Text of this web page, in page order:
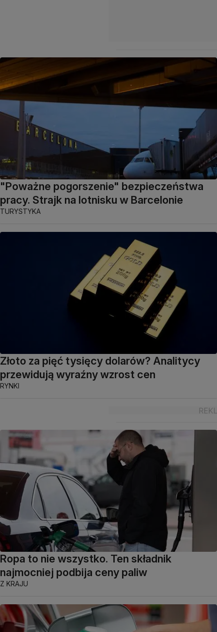
"Poważne pogorszenie" bezpieczeństwa
pracy. Strajk na lotnisku w Barcelonie
TURYSTYKA
Złoto za pięć tysięcy dolarów? Analitycy
przewidują wyraźny wzrost cen
RYNKI
Ropa to nie wszystko. Ten składnik
najmocniej podbija ceny paliw
Z KRAJU